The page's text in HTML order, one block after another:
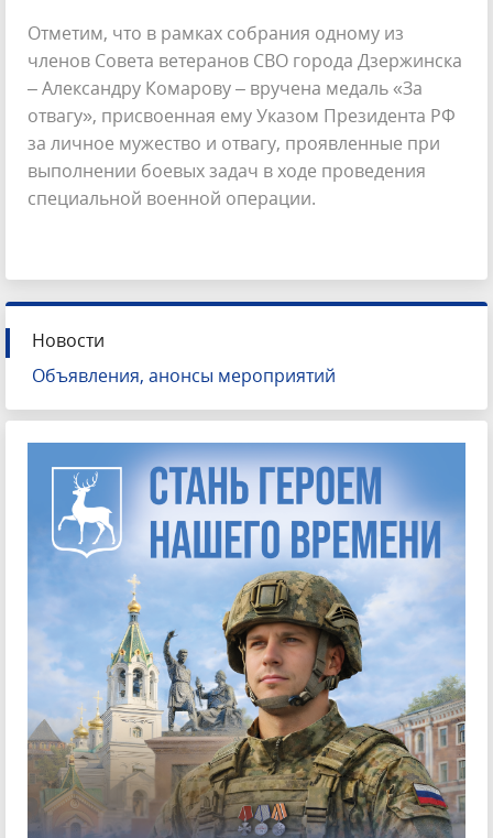
Отметим, что в рамках собрания одному из
членов Совета ветеранов СВО города Дзержинска
– Александру Комарову – вручена медаль «За
отвагу», присвоенная ему Указом Президента РФ
за личное мужество и отвагу, проявленные при
выполнении боевых задач в ходе проведения
специальной военной операции.
Новости
Объявления, анонсы мероприятий